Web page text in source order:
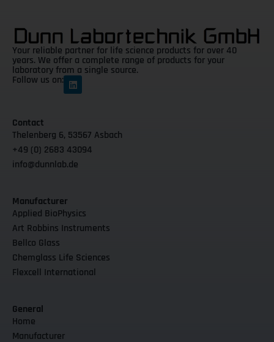
Your reliable partner for life science products for over 40
years. We offer a complete range of products for your
laboratory from a single source.
Follow us on:
Contact
Thelenberg 6, 53567 Asbach
+49 (0) 2683 43094
info@dunnlab.de
Manufacturer
Applied BioPhysics
Art Robbins Instruments
Bellco Glass
Chemglass Life Sciences
Flexcell International
General
Home
Manufacturer